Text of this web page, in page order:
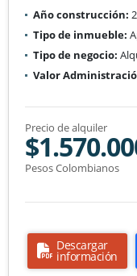
Año construcción:
Tipo de inmueble:
Tipo de negocio:
Valor
Precio de alquiler
Pesos Colombianos
Descargar
información